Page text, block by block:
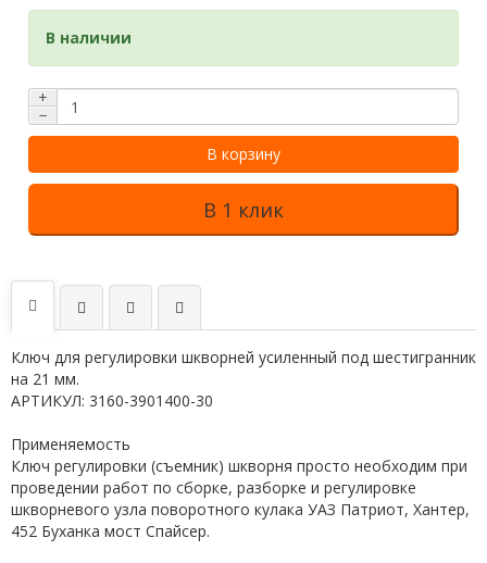
В наличии
+
−
В корзину
В 1 клик
Ключ для регулировки шкворней усиленный под шестигранник
на 21 мм.
АРТИКУЛ: 3160-3901400-30
Применяемость
Ключ регулировки (съемник) шкворня просто необходим при
проведении работ по сборке, разборке и регулировке
шкворневого узла поворотного кулака УАЗ Патриот, Хантер,
452 Буханка мост Спайсер.